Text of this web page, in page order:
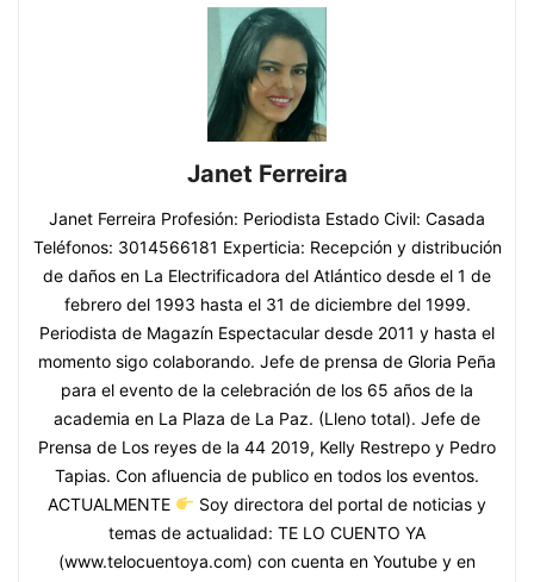
Janet Ferreira
Janet Ferreira Profesión: Periodista Estado Civil: Casada
Teléfonos: 3014566181 Experticia: Recepción y distribución
de daños en La Electrificadora del Atlántico desde el 1 de
febrero del 1993 hasta el 31 de diciembre del 1999.
Periodista de Magazín Espectacular desde 2011 y hasta el
momento sigo colaborando. Jefe de prensa de Gloria Peña
para el evento de la celebración de los 65 años de la
academia en La Plaza de La Paz. (Lleno total). Jefe de
Prensa de Los reyes de la 44 2019, Kelly Restrepo y Pedro
Tapias. Con afluencia de publico en todos los eventos.
ACTUALMENTE
Soy directora del portal de noticias y
temas de actualidad: TE LO CUENTO YA
(www.telocuentoya.com) con cuenta en Youtube y en